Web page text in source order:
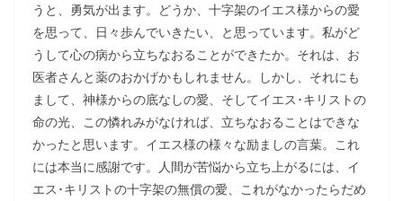
うと、勇気が出ます。どうか、十字架のイエス様からの愛
を思って、日々歩んでいきたい、と思っています。私がど
うして心の病から立ちなおることができたか。それは、お
医者さんと薬のおかげかもしれません。しかし、それにも
まして、神様からの底なしの愛、そしてイエス･キリストの
命の光、この憐れみがなければ、立ちなおることはできな
かったと思います。イエス様の様々な励ましの言葉。これ
には本当に感謝です。人間が苦悩から立ち上がるには、イ
エス･キリストの十字架の無償の愛、これがなかったらだめ